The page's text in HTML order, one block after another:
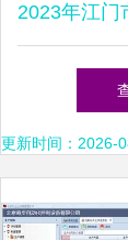
2023年江门
链全景透
局与
更新时间：2026-